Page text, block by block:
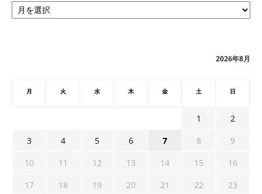
ー
2026年8月
月 火 水 木 金 土 日
1
2
3
4 5 6 7 8
9
10
11 12 13 14 15
16
17
18 19 20 21 22
23